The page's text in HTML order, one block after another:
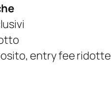
entry fee ridotte